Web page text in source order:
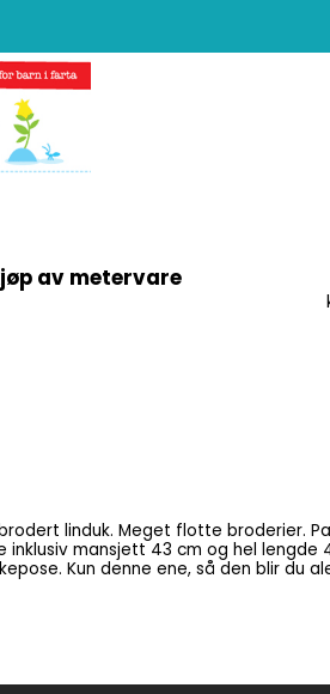
av metervare
linduk. Meget flotte broderier.
mansjett 43 cm og hel lengde 49 cm.
40 grader for hånd eller i vaskepose. Kun denne ene, så den